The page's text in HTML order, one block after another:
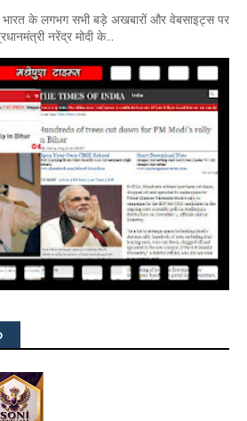
के लगभग सभी बड़े अखबारों और वेबसाइट्स पर
नरेंद्र मोदी के...